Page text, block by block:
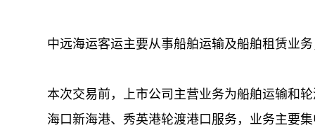
中远海运客运主要从事船舶运输及船舶租赁业
本次交易前，上市公司主营业务为船舶运输和
海口新海港、秀英港轮渡港口服务，业务主要